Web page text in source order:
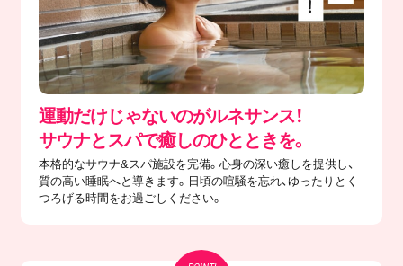
運動だけじゃないのがルネサンス！
サウナとスパで癒しのひとときを。
本格的なサウナ&スパ施設を完備。心身の深い癒しを提供し、
質の高い睡眠へと導きます。日頃の喧騒を忘れ、ゆったりとく
つろげる時間をお過ごしください。